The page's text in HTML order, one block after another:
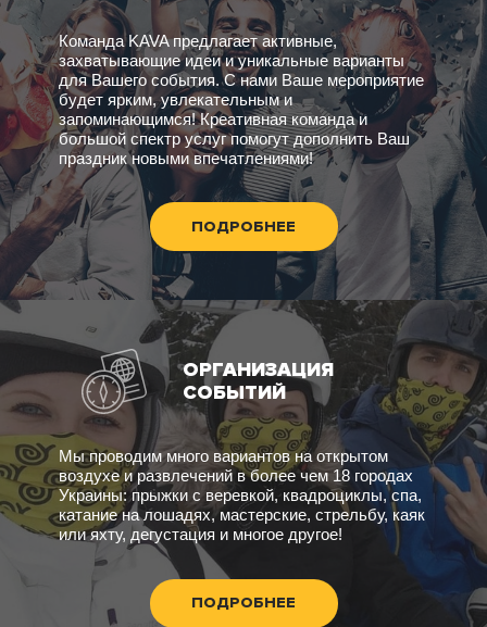
Команда KAVA предлагает активные,
захватывающие идеи и уникальные варианты
для Вашего события. С нами Ваше мероприятие
будет ярким, увлекательным и
запоминающимся! Креативная команда и
большой спектр услуг помогут дополнить Ваш
праздник новыми впечатлениями!
ПОДРОБНЕЕ
ОРГАНИЗАЦИЯ
СОБЫТИЙ
Мы проводим много вариантов на открытом
воздухе и развлечений в более чем 18 городах
Украины: прыжки с веревкой, квадроциклы, спа,
катание на лошадях, мастерские, стрельбу, каяк
или яхту, дегустация и многое другое!
ПОДРОБНЕЕ